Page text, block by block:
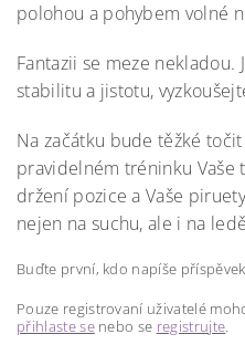
polohou a pohybem volné
Fantazii se meze nekladou.
stabilitu a jistotu,
Na začátku bude těžké
pravidelném tréninku Vaše
držení pozice a Vaše
nejen na suchu, ale i na
Buďte první, kdo napíše
Pouze registrovaní uživatelé
přihlaste senebo se registrujte.